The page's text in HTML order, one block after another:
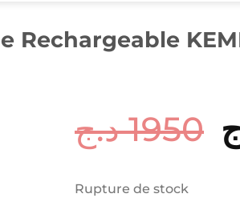
Rechargeable
1950 د.ج
Le
Rupture de stock